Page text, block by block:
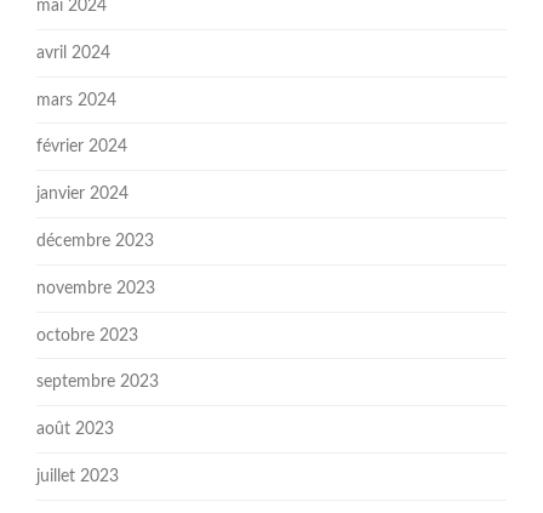
mai 2024
avril 2024
mars 2024
février 2024
janvier 2024
décembre 2023
novembre 2023
octobre 2023
septembre 2023
août 2023
juillet 2023